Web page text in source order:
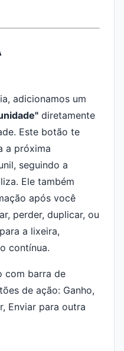
adicionamos um
diretamente
Este botão te
a próxima
seguindo a
Ele também
após você
perder, duplicar, ou
a lixeira,
contínua.